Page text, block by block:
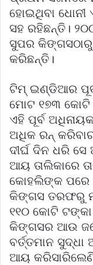
ହୋଇଥିବା ଧୋନୀ
ସହ ରହିଛନ୍ତି।
ସୁପର
କରିଛନ୍ତି।
ଟିମ୍ ଇଣ୍ଡିଆର
ମୋଟ ୧୭୩
ଏହି ପୂର୍ବ
ଅଧିକ ରନ୍
ଦୀର୍ଘ ଦିନ ଧରି
ଆୟ ତାଲିକାରେ
କୋହଲିଙ୍କ ପରେ
କିଙ୍ଗସ ତରଫରୁ
୧୧୦ କୋଟି
କିଙ୍ଗସର ଆଉ
ବର୍ତ୍ତମାନ
ଆୟ